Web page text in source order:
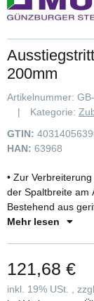
200mm
Artikelnummer:
Kategorie:
GTIN:
HAN: 63968
• Zur
der Spaltbreite am
Bestehend aus
Leiterholme •
Mehr lesen
121,68 €
inkl. 19% USt. , zzgl.